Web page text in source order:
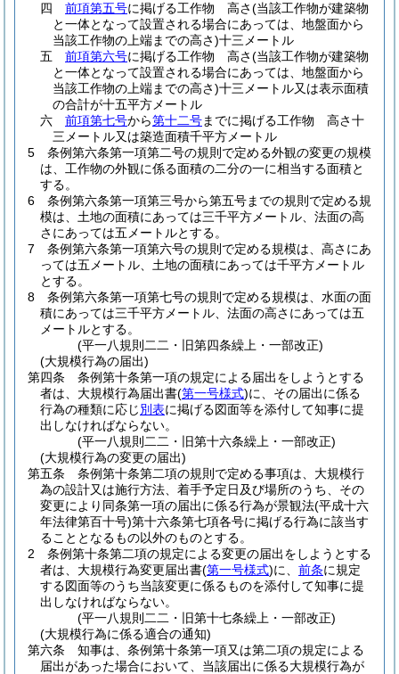
四
前項第五号に掲げる工作物 高さ(当該工作物が建築物
と一体となって設置される場合にあっては、地盤面から
当該工作物の上端までの高さ)十三メートル
五
前項第六号に掲げる工作物 高さ(当該工作物が建築物
と一体となって設置される場合にあっては、地盤面から
当該工作物の上端までの高さ)十三メートル又は表示面積
の合計が十五平方メートル
六
前項第七号から第十二号までに掲げる工作物 高さ十
三メートル又は築造面積千平方メートル
5
条例第六条第一項第二号の規則で定める外観の変更の規模
は、工作物の外観に係る面積の二分の一に相当する面積と
する。
6
条例第六条第一項第三号から第五号までの規則で定める規
模は、土地の面積にあっては三千平方メートル、法面の高
さにあっては五メートルとする。
7
条例第六条第一項第六号の規則で定める規模は、高さにあ
っては五メートル、土地の面積にあっては千平方メートル
とする。
8
条例第六条第一項第七号の規則で定める規模は、水面の面
積にあっては三千平方メートル、法面の高さにあっては五
メートルとする。
(平一八規則二二・旧第四条繰上・一部改正)
(大規模行為の届出)
第四条
条例第十条第一項の規定による届出をしようとする
者は、大規模行為届出書(第一号様式)に、その届出に係る
行為の種類に応じ別表に掲げる図面等を添付して知事に提
出しなければならない。
(平一八規則二二・旧第十六条繰上・一部改正)
(大規模行為の変更の届出)
第五条
条例第十条第二項の規則で定める事項は、大規模行
為の設計又は施行方法、着手予定日及び場所のうち、その
変更により同条第一項の届出に係る行為が景観法(平成十六
年法律第百十号)第十六条第七項各号に掲げる行為に該当す
ることとなるもの以外のものとする。
2
条例第十条第二項の規定による変更の届出をしようとする
者は、大規模行為変更届出書(第一号様式)に、 前条に規定
する図面等のうち当該変更に係るものを添付して知事に提
出しなければならない。
(平一八規則二二・旧第十七条繰上・一部改正)
(大規模行為に係る適合の通知)
第六条
知事は、条例第十条第一項又は第二項の規定による
届出があった場合において、当該届出に係る大規模行為が